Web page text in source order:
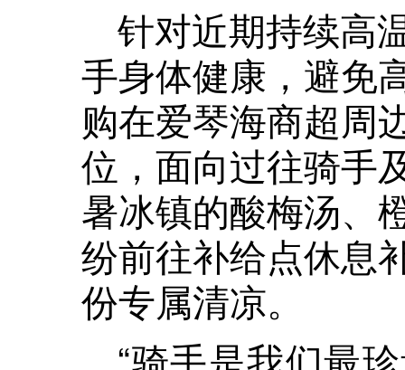
针对近期持续高
手身体健康，避免
购在爱琴海商超周
位，面向过往骑手
暑冰镇的酸梅汤、
纷前往补给点休息
份专属清凉。
“骑手是我们最